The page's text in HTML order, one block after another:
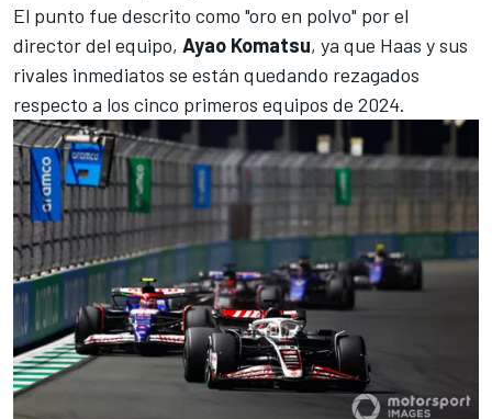
El punto fue descrito como "oro en polvo" por el
director del equipo, Ayao Komatsu, ya que Haas y sus
rivales inmediatos se están quedando rezagados
respecto a los cinco primeros equipos de 2024.